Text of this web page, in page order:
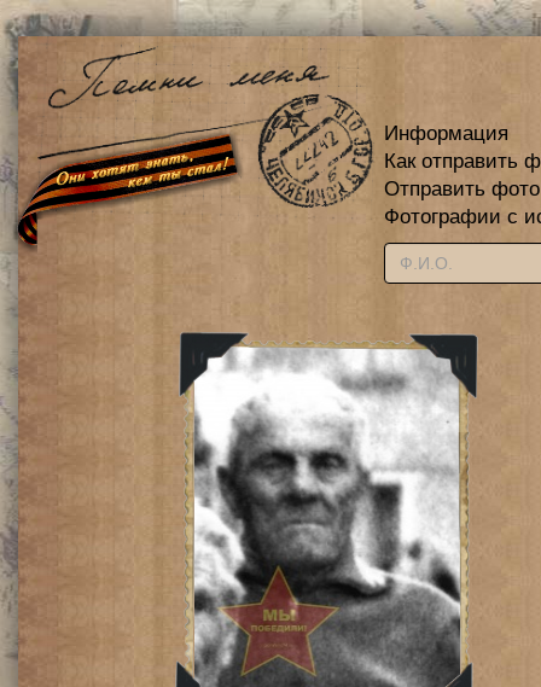
Информация
Как отправить
Отправить
Фотографии с